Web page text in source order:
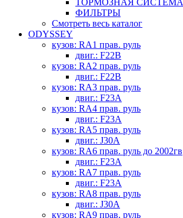
ТОРМОЗНАЯ СИСТЕМА
ФИЛЬТРЫ
Смотреть весь каталог
ODYSSEY
кузов: RA1 прав. руль
двиг.: F22B
кузов: RA2 прав. руль
двиг.: F22B
кузов: RA3 прав. руль
двиг.: F23A
кузов: RA4 прав. руль
двиг.: F23A
кузов: RA5 прав. руль
двиг.: J30A
кузов: RA6 прав. руль до 2002гв
двиг.: F23A
кузов: RA7 прав. руль
двиг.: F23A
кузов: RA8 прав. руль
двиг.: J30A
кузов: RA9 прав. руль